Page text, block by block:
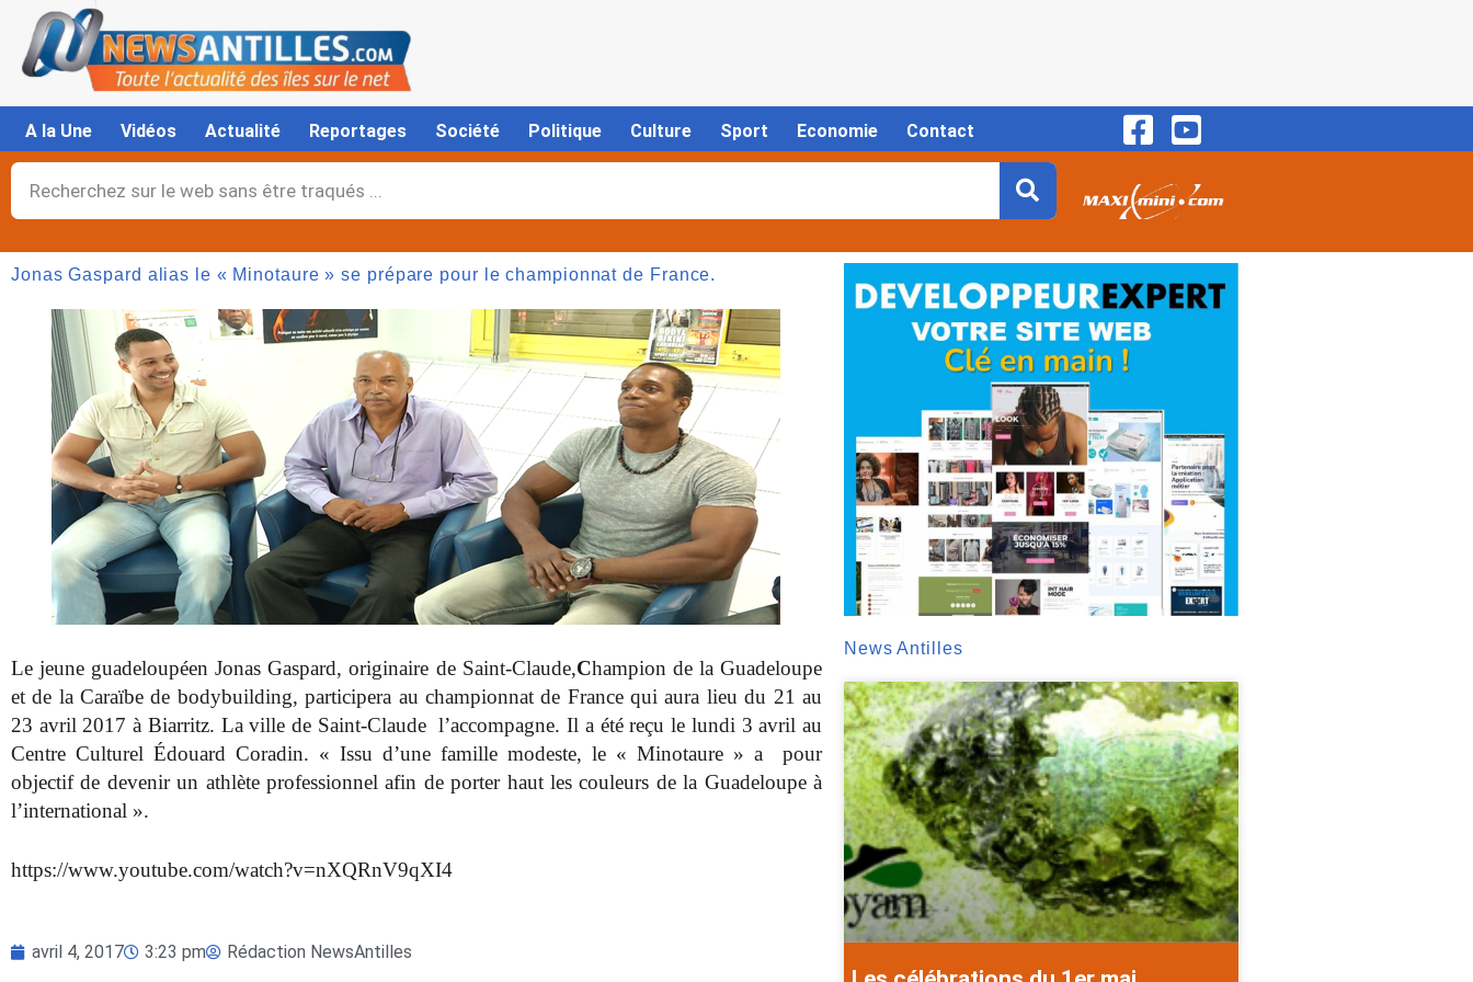
contenu
A la Une Vidéos Actualité Reportages Société Politique Culture Sport Economie Contact
Rechercher
Jonas Gaspard alias le « Minotaure » se prépare pour le championnat de France.
Le jeune guadeloupéen Jonas Gaspard, originaire de Saint-Claude,Champion de la Guadeloupe
et de la Caraïbe de bodybuilding, participera au championnat de France qui aura lieu du 21 au
23 avril 2017 à Biarritz. La ville de Saint-Claude l’accompagne. Il a été reçu le lundi 3 avril au
Centre Culturel Édouard Coradin. « Issu d’une famille modeste, le « Minotaure » a
pour
objectif de devenir un athlète professionnel afin de porter haut les couleurs de la Guadeloupe à
l’international ».
https://www.youtube.com/watch?v=nXQRnV9qXI4
avril 4, 2017 3:23 pm Rédaction NewsAntilles
News Antilles